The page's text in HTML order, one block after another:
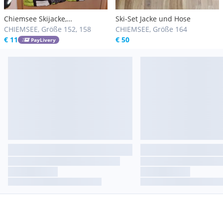
Chiemsee Skijacke,
Snowboardjacke, Gr. 152/158
CHIEMSEE, Größe 152, 158
€ 11
PayLivery
Ski-Set Jacke und Hose
CHIEMSEE, Größe 164
€ 50